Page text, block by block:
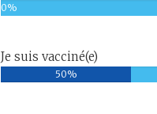
0%
Je suis vacciné(e)
50%